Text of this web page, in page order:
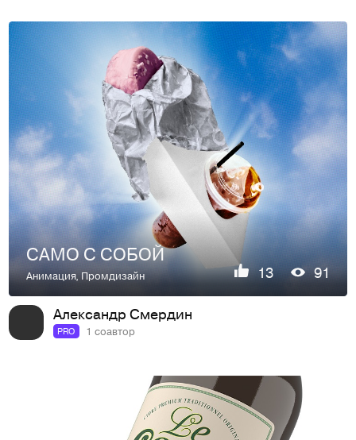
САМО С СОБОЙ
Анимация,Промдизайн 13 91
Александр Смердин
PRO 1 соавтор